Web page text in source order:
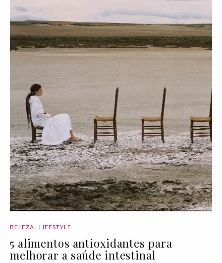
BELEZA LIFESTYLE
5 alimentos antioxidantes para
melhorar a saúde intestinal